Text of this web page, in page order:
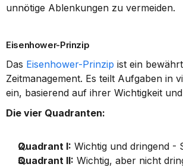
unnötige Ablenkungen zu vermeiden.
Eisenhower-Prinzip
Das Eisenhower-Prinzip ist ein
Zeitmanagement. Es teilt Aufgaben in
ein, basierend auf ihrer Wichtigkeit
Die vier Quadranten:
Quadrant I: Wichtig und dringend -
Quadrant II: Wichtig, aber nicht